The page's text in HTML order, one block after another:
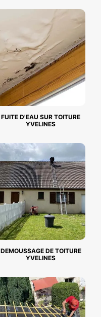
FUITE D'EAU SUR TOITURE
YVELINES
DEMOUSSAGE DE TOITURE
YVELINES